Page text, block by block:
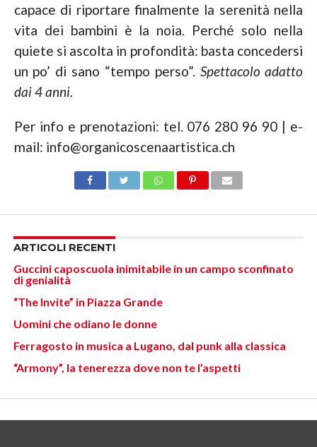
capace di riportare finalmente la serenità nella
vita dei bambini è la noia. Perché solo nella
quiete si ascolta in profondità: basta concedersi
un po’ di sano “tempo perso”. Spettacolo adatto
dai 4 anni.
Per info e prenotazioni: tel. 076 280 96 90 | e-
mail: info@organicoscenaartistica.ch
ARTICOLI RECENTI
Guccini caposcuola inimitabile in un campo sconfinato
di genialità
“The Invite” in Piazza Grande
Uomini che odiano le donne
Ferragosto in musica a Lugano, dal punk alla classica
“Armony”, la tenerezza dove non te l’aspetti